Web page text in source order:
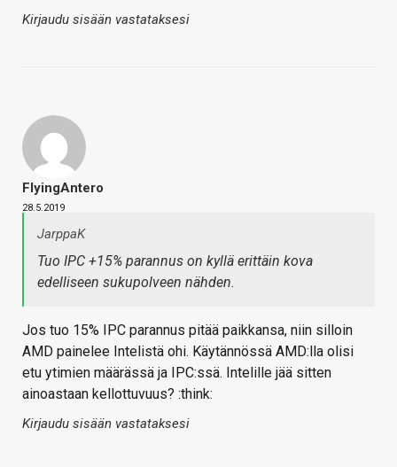
Kirjaudu sisään vastataksesi
FlyingAntero
28.5.2019
JarppaK
Tuo IPC +15% parannus on kyllä erittäin kova
edelliseen sukupolveen nähden.
Jos tuo 15% IPC parannus pitää paikkansa, niin silloin
AMD painelee Intelistä ohi. Käytännössä AMD:lla olisi
etu ytimien määrässä ja IPC:ssä. Intelille jää sitten
ainoastaan kellottuvuus? :think:
Kirjaudu sisään vastataksesi